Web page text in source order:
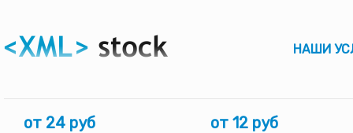
НАШИ
от 24 руб от 12 руб